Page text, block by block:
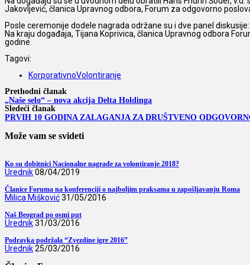
Jakovljević, članica Upravnog odbora, Forum za odgovorno
Posle ceremonije dodele nagrada održane su i dve panel
Na kraju događaja, Tijana Koprivica, članica Upravnog odbora
godine.
Tagovi:
KorporativnoVolontiranje
Prethodni članak
„Naše selo“ – nova akcija Delta Holdinga
Sledeći članak
PRVIH 10 GODINA ZALAGANJA ZA DRUŠTVENO
Može vam se svideti
Ko su dobitnici Nacionalne nagrade za volontiranje 2018?
Urednik08/04/2019
Članice Foruma na konferenciji o najboljim praksama u zapošljavanju Roma
Milica Mišković31/05/2016
Naš Beograd po osmi put
Urednik31/03/2016
Podravka podržala “Zvezdine igre 2016”
Urednik25/03/2016